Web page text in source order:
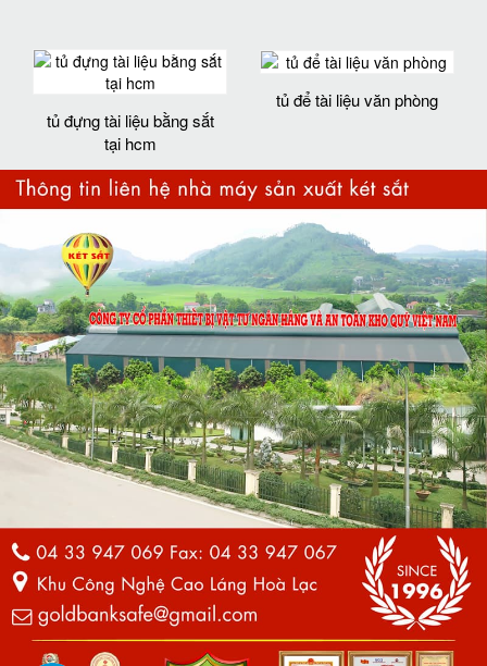
tủ đựng tài liệu bằng sắt
tại hcm
tủ để tài liệu văn phòng